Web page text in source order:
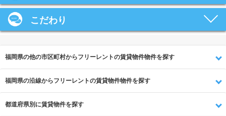
こだわり
福岡県の他の市区町村からフリーレントの賃貸物件物件を探す
福岡県の沿線からフリーレントの賃貸物件物件を探す
都道府県別に賃貸物件を探す